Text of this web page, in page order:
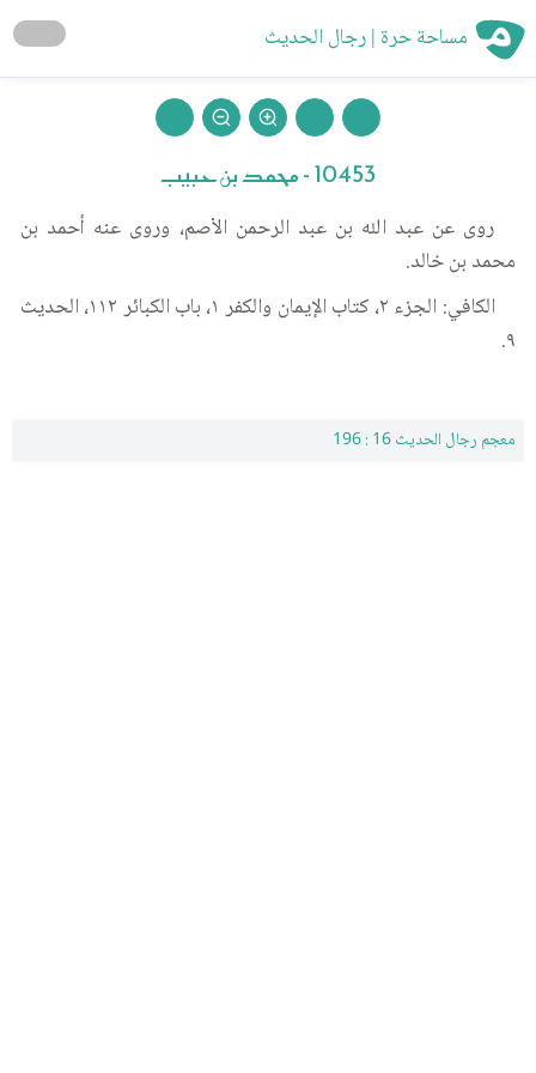
مساحة حرة | رجال الحديث
10453 - محمد بن حبيب
روى عن عبد الله بن عبد الرحمن الأصم، وروى عنه أحمد بن
محمد بن خالد.
الكافي: الجزء ٢، كتاب الإيمان والكفر ١، باب الكبائر ١١٢، الحديث
٩.
معجم رجال الحديث 16 : 196